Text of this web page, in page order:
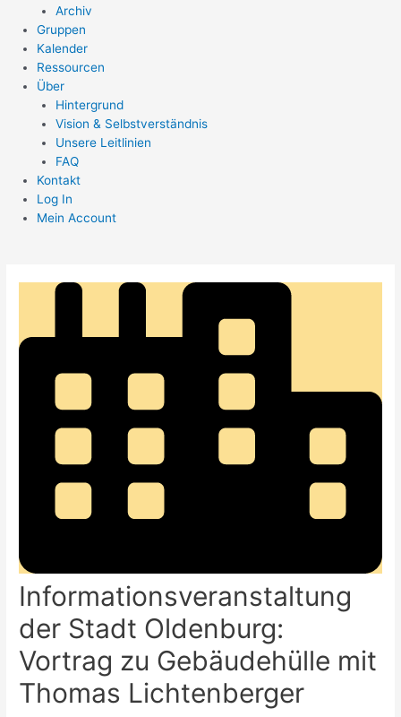
Archiv
Gruppen
Kalender
Ressourcen
Über
Hintergrund
Vision & Selbstverständnis
Unsere Leitlinien
FAQ
Kontakt
Log In
Mein Account
Informationsveranstaltung
der Stadt Oldenburg:
Vortrag zu Gebäudehülle mit
Thomas Lichtenberger